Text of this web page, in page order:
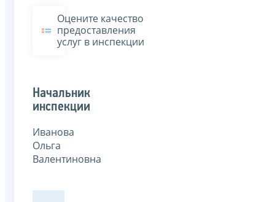
Оцените качество
предоставления
услуг в инспекции
Начальник
инспекции
Иванова
Ольга
Валентиновна